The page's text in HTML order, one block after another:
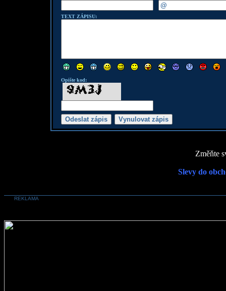
TEXT ZÁPISU:
Opište kod:
Změňte
Slevy do
REKLAMA